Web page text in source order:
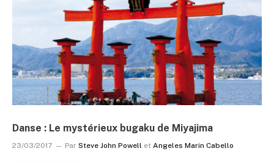
Danse : Le mystérieux bugaku de Miyajima
23/03/2017 Par Steve John Powell et Angeles Marin Cabello